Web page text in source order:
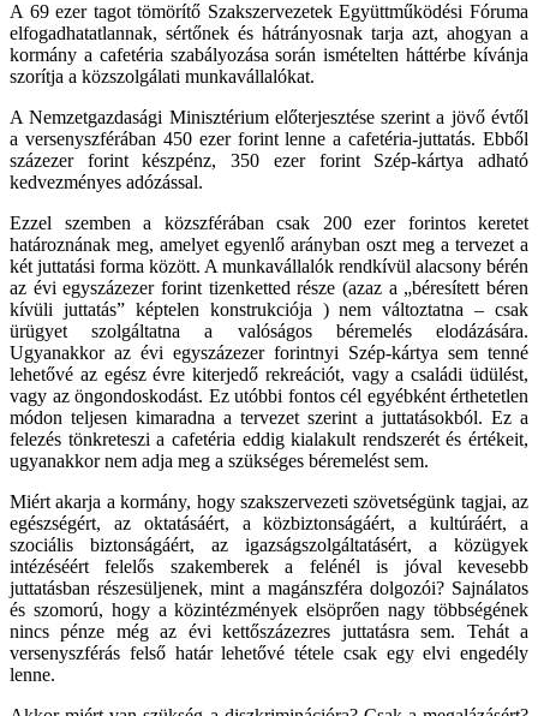
A 69 ezer tagot tömörítő Szakszervezetek Együttműködési Fóruma
elfogadhatatlannak, sértőnek és hátrányosnak tarja azt, ahogyan a
kormány a cafetéria szabályozása során ismételten háttérbe kívánja
szorítja a közszolgálati munkavállalókat.
A Nemzetgazdasági Minisztérium előterjesztése szerint a jövő évtől
a versenyszférában 450 ezer forint lenne a cafetéria-juttatás. Ebből
százezer forint készpénz, 350 ezer forint Szép-kártya adható
kedvezményes adózással.
Ezzel szemben a közszférában csak 200 ezer forintos keretet
határoznának meg, amelyet egyenlő arányban oszt meg a tervezet a
két juttatási forma között. A munkavállalók rendkívül alacsony bérén
az évi egyszázezer forint tizenketted része (azaz a „béresített béren
kívüli juttatás” képtelen konstrukciója ) nem változtatna – csak
ürügyet szolgáltatna a valóságos béremelés elodázására.
Ugyanakkor az évi egyszázezer forintnyi Szép-kártya sem tenné
lehetővé az egész évre kiterjedő rekreációt, vagy a családi üdülést,
vagy az öngondoskodást. Ez utóbbi fontos cél egyébként érthetetlen
módon teljesen kimaradna a tervezet szerint a juttatásokból. Ez a
felezés tönkreteszi a cafetéria eddig kialakult rendszerét és értékeit,
ugyanakkor nem adja meg a szükséges béremelést sem.
Miért akarja a kormány, hogy szakszervezeti szövetségünk tagjai, az
egészségért, az oktatásáért, a közbiztonságáért, a kultúráért, a
szociális biztonságáért, az igazságszolgáltatásért, a közügyek
intézéséért felelős szakemberek a felénél is jóval kevesebb
juttatásban részesüljenek, mint a magánszféra dolgozói? Sajnálatos
és szomorú, hogy a közintézmények elsöprően nagy többségének
nincs pénze még az évi kettőszázezres juttatásra sem. Tehát a
versenyszférás felső határ lehetővé tétele csak egy elvi engedély
lenne.